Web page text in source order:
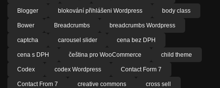
Blogger blokování přihlášeni Wordpress body class
Bower Breadcrumbs breadcrumbs Wordpress
captcha carousel slider cena bez DPH
cena s DPH čeština pro WooCommerce child theme
Codex codex Wordpress Contact Form 7
Contact From 7 creative commons cross sell